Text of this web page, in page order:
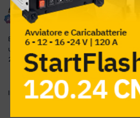
VinnyG
Inviato
Buongiorno a Tutti cerco 1 pistone
un pick-up Mazda B2900 del 2002 tipo
2892
Il codice originale è W9Y1-11-SA0B